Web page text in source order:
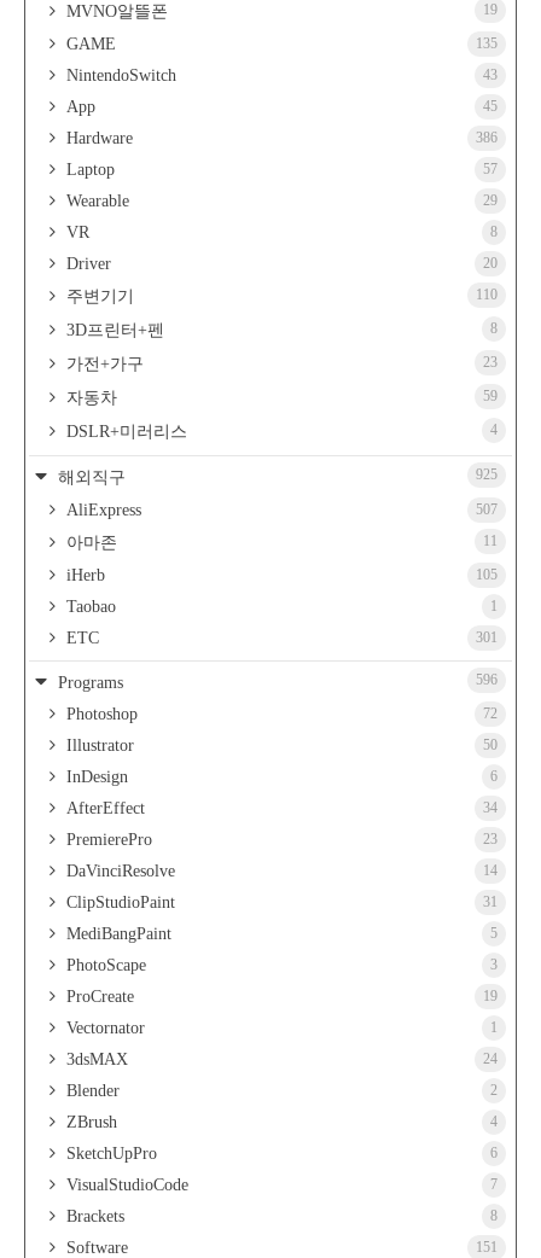
MVNO알뜰폰 19
GAME 135
NintendoSwitch 43
App 45
Hardware 386
Laptop 57
Wearable 29
VR 8
Driver 20
주변기기 110
3D프린터+펜 8
가전+가구 23
자동차 59
DSLR+미러리스 4
해외직구 925
AliExpress 507
아마존 11
iHerb 105
Taobao 1
ETC 301
Programs 596
Photoshop 72
Illustrator 50
InDesign 6
AfterEffect 34
PremierePro 23
DaVinciResolve 14
ClipStudioPaint 31
MediBangPaint 5
PhotoScape 3
ProCreate 19
Vectornator 1
3dsMAX 24
Blender 2
ZBrush 4
SketchUpPro 6
VisualStudioCode 7
Brackets 8
Software 151